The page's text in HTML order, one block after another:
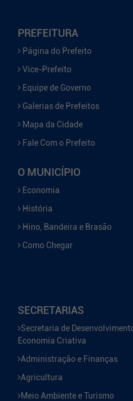
PREFEITURA
Página do Prefeito
Vice-Prefeito
Equipe de Governo
Galerias de Prefeitos
Mapa da Cidade
Fale Com o Prefeito
O MUNICÍPIO
Economia
História
Hino, Bandeira e Brasão
Como Chegar
SECRETARIAS
Secretaria de Desenvolvimento Social, Habitação, Cultura e
Economia Criativa
Administração e Finanças
Agricultura
Meio Ambiente e Turismo